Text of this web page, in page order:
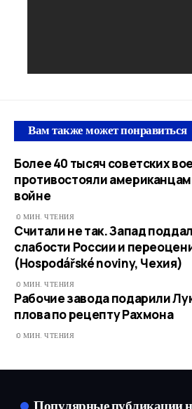
Вам также может понравиться
Более 40 тысяч советских
противостояли
войне
0 МИН. ЧТЕНИЯ
Считали не так. Запад
слабости России и
(Hospodářské noviny, Чехия)
0 МИН. ЧТЕНИЯ
Рабочие завода подарили
плова по рецепту Рахмона
0 МИН. ЧТЕНИЯ